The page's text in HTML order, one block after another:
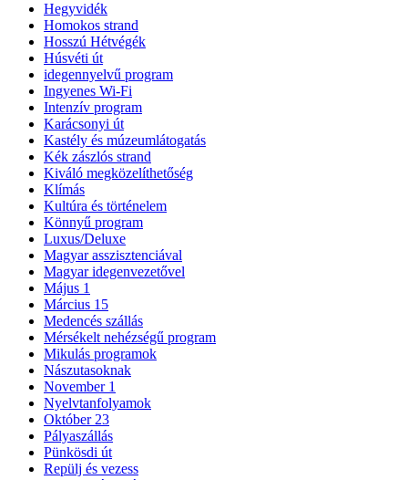
Hegyvidék
Homokos strand
Hosszú Hétvégék
Húsvéti út
idegennyelvű program
Ingyenes Wi-Fi
Intenzív program
Karácsonyi út
Kastély és múzeumlátogatás
Kék zászlós strand
Kiváló megközelíthetőség
Klímás
Kultúra és történelem
Könnyű program
Luxus/Deluxe
Magyar asszisztenciával
Magyar idegenvezetővel
Május 1
Március 15
Medencés szállás
Mérsékelt nehézségű program
Mikulás programok
Nászutasoknak
November 1
Nyelvtanfolyamok
Október 23
Pályaszállás
Pünkösdi út
Repülj és vezess